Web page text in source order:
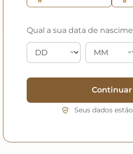
Qual a sua data de
Continuar
Seus dados